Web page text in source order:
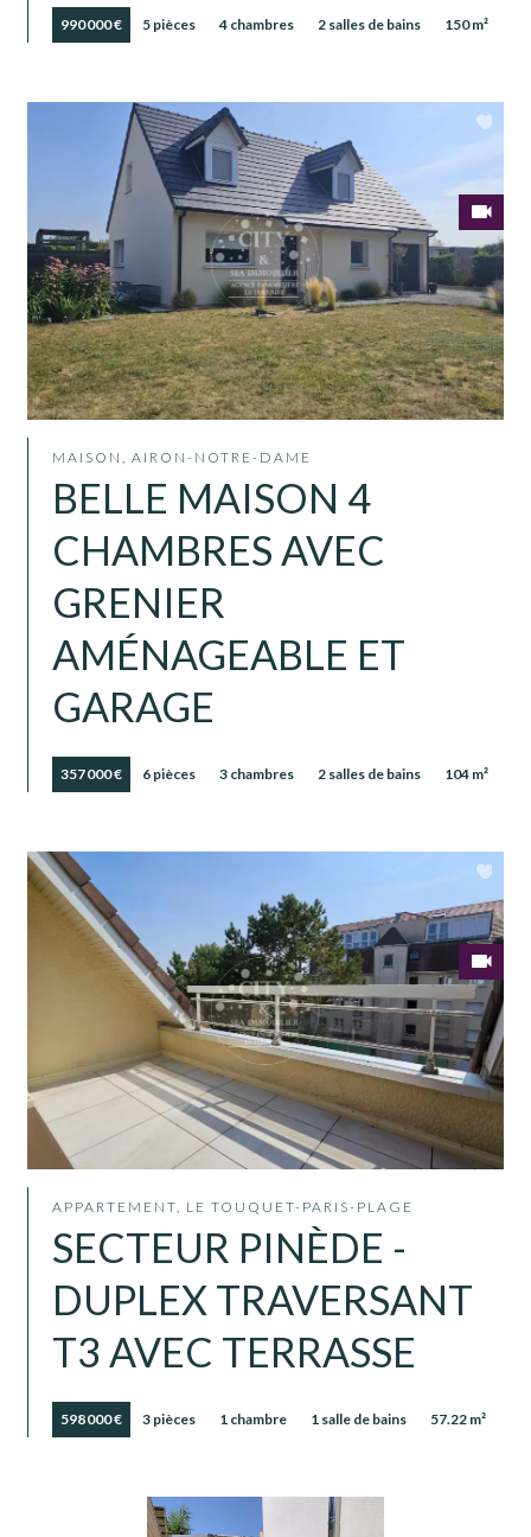
990 000 € 5 pièces 4 chambres 2 salles de bains 150 m²
MAISON, AIRON-NOTRE-DAME
BELLE MAISON 4
CHAMBRES AVEC
GRENIER
AMÉNAGEABLE ET
GARAGE
357 000 € 6 pièces 3 chambres 2 salles de bains 104 m²
APPARTEMENT, LE TOUQUET-PARIS-PLAGE
SECTEUR PINÈDE -
DUPLEX TRAVERSANT
T3 AVEC TERRASSE
598 000 € 3 pièces 1 chambre 1 salle de bains 57.22 m²